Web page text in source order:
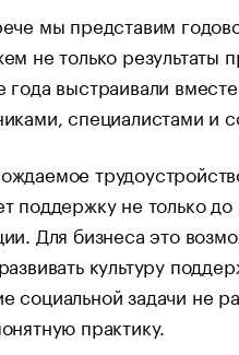
мы представим
не только результаты
года выстраивали
специалистами и
поддержку не только
Для бизнеса это
культуру
социальной задачи не
практику.